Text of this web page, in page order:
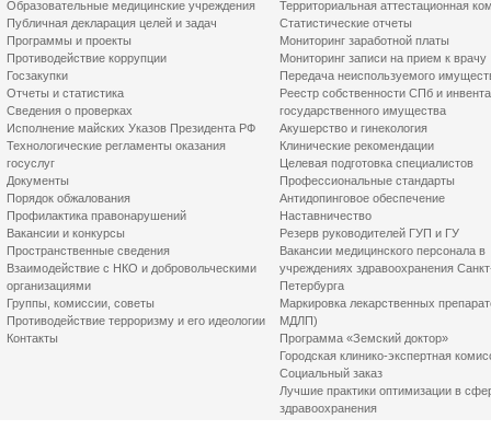
Образовательные медицинские учреждения
Публичная декларация целей и задач
Программы и проекты
Противодействие коррупции
Госзакупки
Отчеты и статистика
Сведения о проверках
Исполнение майских Указов Президента РФ
Технологические регламенты оказания
госуслуг
Документы
Порядок обжалования
Профилактика правонарушений
Вакансии и конкурсы
Пространственные сведения
Взаимодействие с НКО и добровольческими
организациями
Группы, комиссии, советы
Противодействие терроризму и его идеологии
Контакты
Территориальная аттестационная
Статистические отчеты
Мониторинг заработной платы
Мониторинг записи на прием к врачу
Передача неиспользуемого
Реестр собственности СПб и
государственного имущества
Акушерство и гинекология
Клинические рекомендации
Целевая подготовка специалистов
Профессиональные стандарты
Антидопинговое обеспечение
Наставничество
Резерв руководителей ГУП и ГУ
Вакансии медицинского персонала в
учреждениях здравоохранения
Петербурга
Маркировка лекарственных
МДЛП)
Программа «Земский доктор»
Городская клинико-экспертная
Социальный заказ
Лучшие практики оптимизации в
здравоохранения